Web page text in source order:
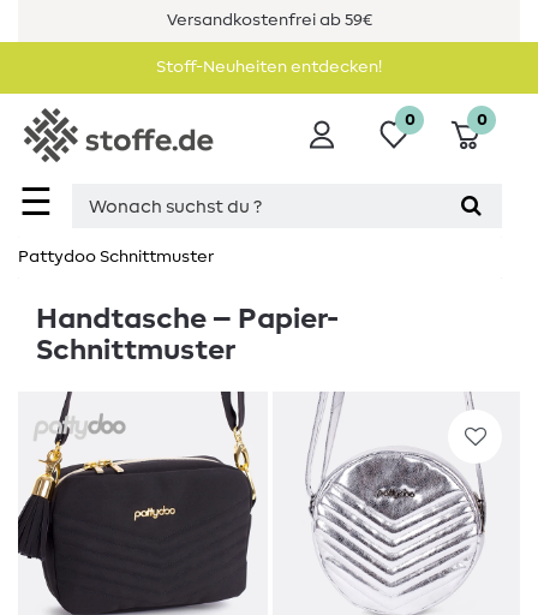
Versandkostenfrei ab 59€
Stoff-Neuheiten entdecken!
☰
0 0
Pattydoo Schnittmuster
Handtasche – Papier-
Schnittmuster